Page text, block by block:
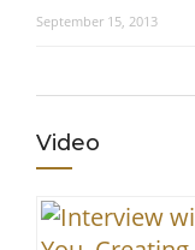
September 15, 2013
Video